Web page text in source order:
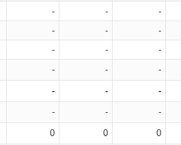
- - -
- - -
- - -
- - -
- - -
- - -
0 0 0